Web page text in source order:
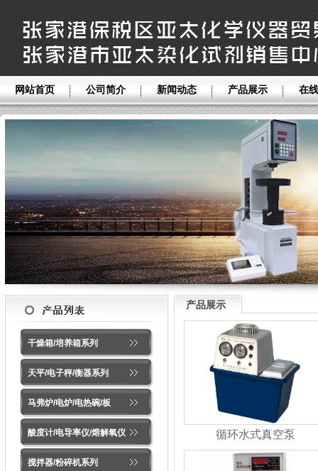
网站首页 公司简介 新闻动态 产品展示 在
干燥箱/培养箱系列
天平/电子秤/衡器系列
马弗炉/电炉/电热碗/板
酸度计/电导率仪/熔解氧仪
搅拌器/粉碎机系列
产品展示
循环水式真空泵